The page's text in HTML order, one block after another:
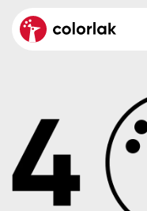
Aktuality
Reference
O společnosti
Dřevo
Colorlak
Colorlak